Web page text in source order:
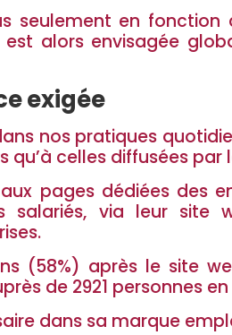
seulement en fonction
est alors envisagée
exigée
nos pratiques
celles diffusées par
pages dédiées des
via leur site
(58%) après le site
de 2921 personnes en
dans sa marque